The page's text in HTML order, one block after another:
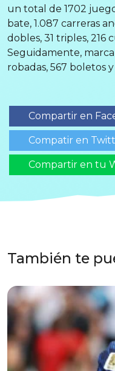
un total de 1702
bate, 1.087 carreras
dobles, 31 triples, 216
Seguidamente,
robadas, 567 boletos
Compartir en
Compatir en
Compartir en tu
También te